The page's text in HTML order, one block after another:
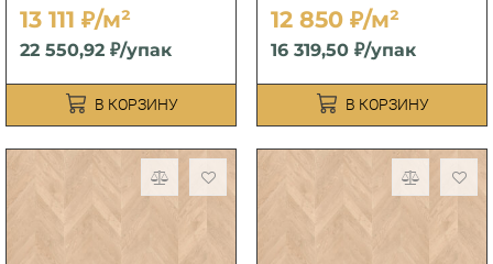
13 111 ₽/м²
22 550,92 ₽/упак
В КОРЗИНУ
12 850 ₽/м²
16 319,50 ₽/упак
В КОРЗИНУ